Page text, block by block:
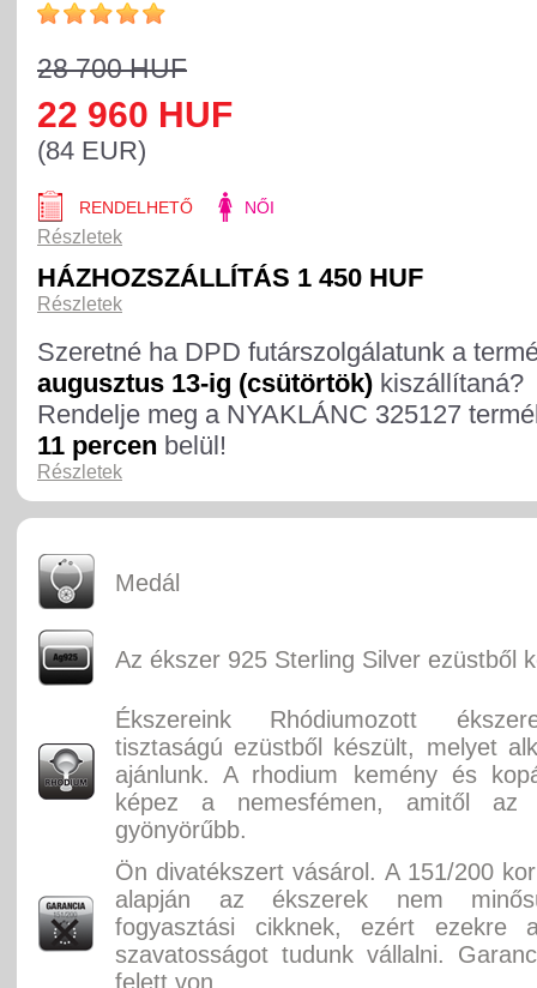
28 700 HUF
22 960 HUF
(84 EUR)
RENDELHETŐ
Részletek
NŐI
HÁZHOZSZÁLLÍTÁS 1 450 HUF
Részletek
Szeretné ha DPD futárszolgálatunk a
augusztus 13-ig (csütörtök) kiszállítaná?
Rendelje meg a NYAKLÁNC 325127
11 percen belül!
Részletek
Medál
Az ékszer 925 Sterling Silver ezüstből
Ékszereink Rhódiumozott
tisztaságú ezüstből készült, melyet
ajánlunk. A rhodium kemény és
képez a nemesfémen, amitől az
gyönyörűbb.
Ön divatékszert vásárol. A 151/200
alapján az ékszerek nem
fogyasztási cikknek, ezért ezekre
szavatosságot tudunk vállalni.
felett von